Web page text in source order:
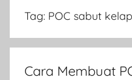
Tag: POC sabut
Cara Membuat